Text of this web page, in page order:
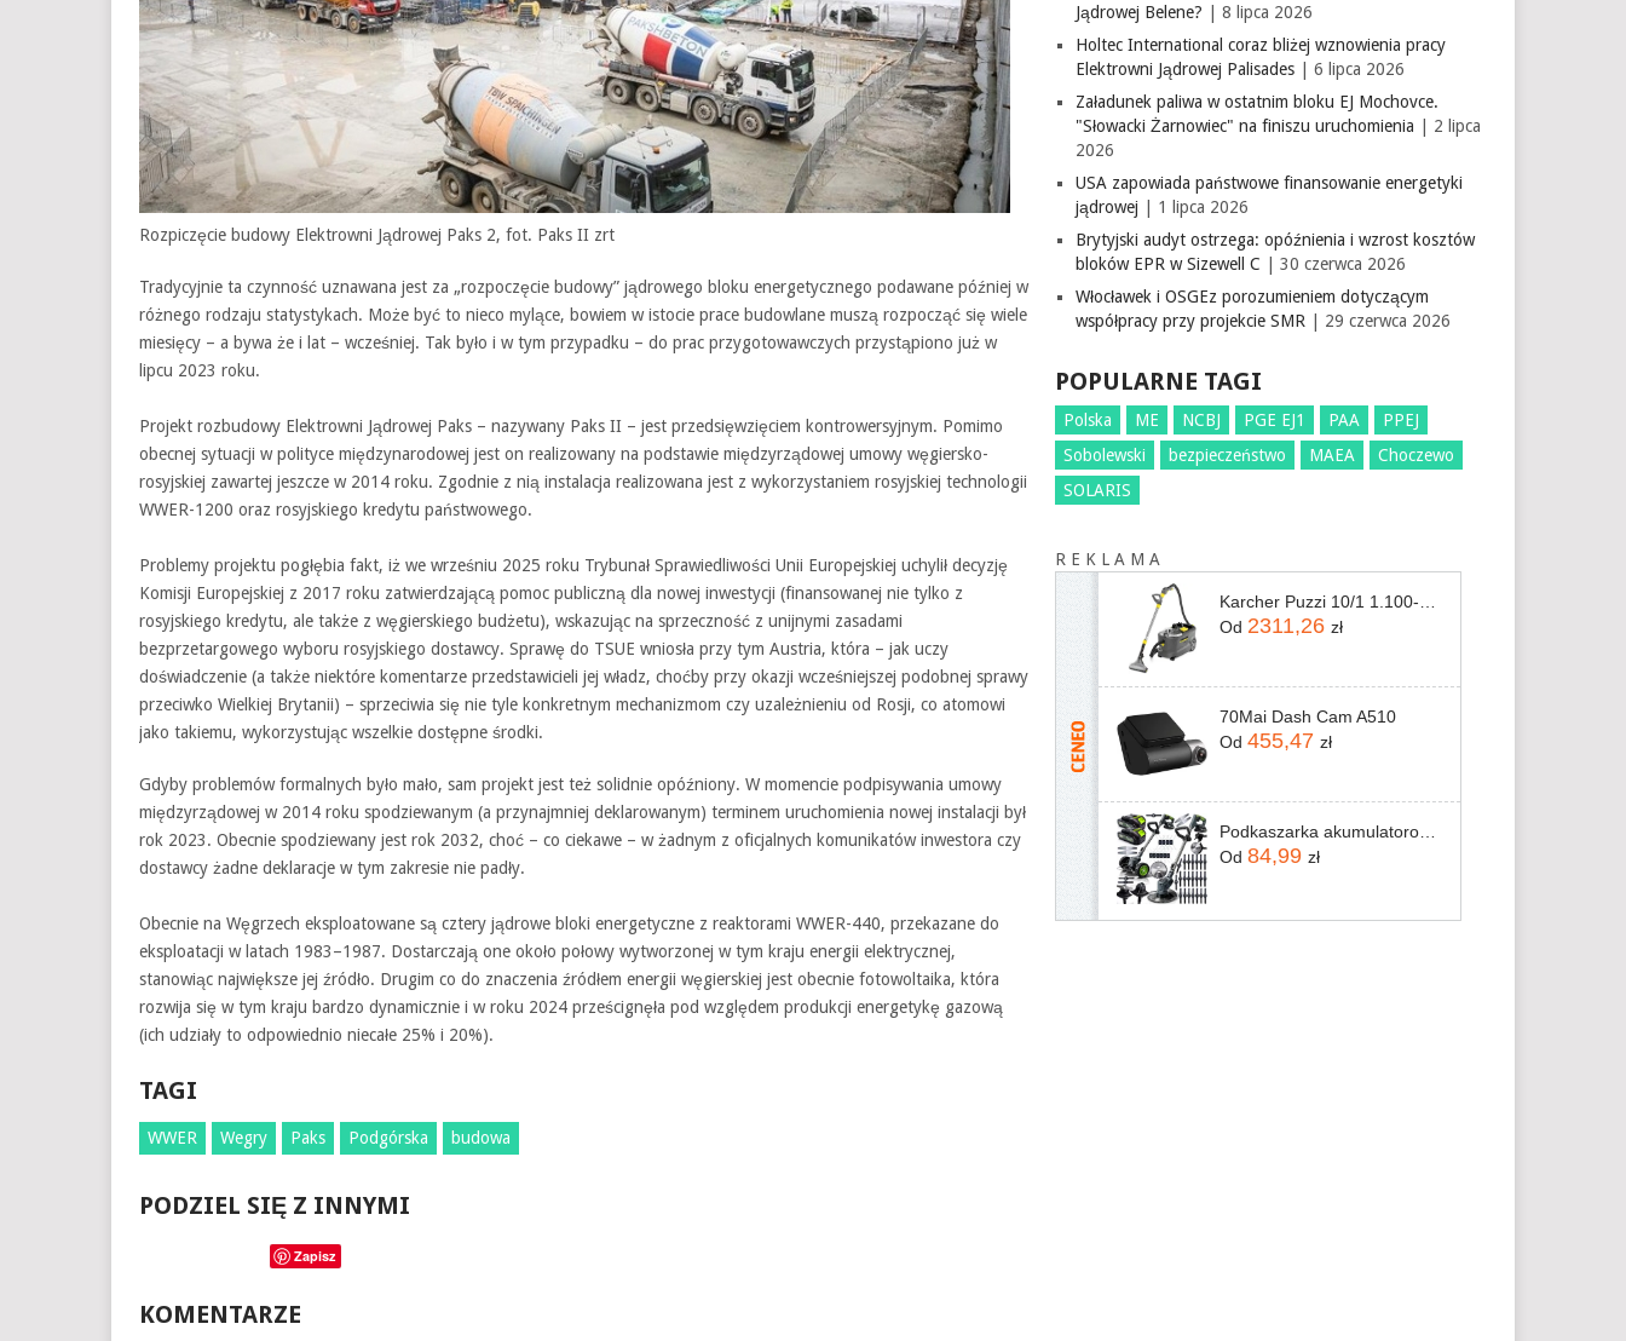
Rozpiczęcie budowy Elektrowni Jądrowej Paks 2, fot. Paks II zrt
Tradycyjnie ta czynność uznawana jest za „rozpoczęcie budowy” jądrowego bloku energetycznego podawane później w
różnego rodzaju statystykach. Może być to nieco mylące, bowiem w istocie prace budowlane muszą rozpocząć się wiele
miesięcy – a bywa że i lat – wcześniej. Tak było i w tym przypadku – do prac przygotowawczych przystąpiono już w
lipcu 2023 roku.
Projekt rozbudowy Elektrowni Jądrowej Paks – nazywany Paks II – jest przedsięwzięciem kontrowersyjnym. Pomimo
obecnej sytuacji w polityce międzynarodowej jest on realizowany na podstawie międzyrządowej umowy węgiersko-
rosyjskiej zawartej jeszcze w 2014 roku. Zgodnie z nią instalacja realizowana jest z wykorzystaniem rosyjskiej technologii
WWER-1200 oraz rosyjskiego kredytu państwowego.
Problemy projektu pogłębia fakt, iż we wrześniu 2025 roku Trybunał Sprawiedliwości Unii Europejskiej uchylił decyzję
Komisji Europejskiej z 2017 roku zatwierdzającą pomoc publiczną dla nowej inwestycji (finansowanej nie tylko z
rosyjskiego kredytu, ale także z węgierskiego budżetu), wskazując na sprzeczność z unijnymi zasadami
bezprzetargowego wyboru rosyjskiego dostawcy. Sprawę do TSUE wniosła przy tym Austria, która – jak uczy
doświadczenie (a także niektóre komentarze przedstawicieli jej władz, choćby przy okazji wcześniejszej podobnej sprawy
przeciwko Wielkiej Brytanii) – sprzeciwia się nie tyle konkretnym mechanizmom czy uzależnieniu od Rosji, co atomowi
jako takiemu, wykorzystując wszelkie dostępne środki.
Gdyby problemów formalnych było mało, sam projekt jest też solidnie opóźniony. W momencie podpisywania umowy
międzyrządowej w 2014 roku spodziewanym (a przynajmniej deklarowanym) terminem uruchomienia nowej instalacji był
rok 2023. Obecnie spodziewany jest rok 2032, choć – co ciekawe – w żadnym z oficjalnych komunikatów inwestora czy
dostawcy żadne deklaracje w tym zakresie nie padły.
Obecnie na Węgrzech eksploatowane są cztery jądrowe bloki energetyczne z reaktorami WWER-440, przekazane do
eksploatacji w latach 1983–1987. Dostarczają one około połowy wytworzonej w tym kraju energii elektrycznej,
stanowiąc największe jej źródło. Drugim co do znaczenia źródłem energii węgierskiej jest obecnie fotowoltaika, która
rozwija się w tym kraju bardzo dynamicznie i w roku 2024 prześcignęła pod względem produkcji energetykę gazową
(ich udziały to odpowiednio niecałe 25% i 20%).
TAGI
WWER Wegry Paks Podgórska budowa
PODZIEL SIĘ Z INNYMI
Zapisz
KOMENTARZE
Jądrowej Belene? | 8 lipca 2026
Holtec International coraz bliżej wznowienia pracy
Elektrowni Jądrowej Palisades | 6 lipca 2026
Załadunek paliwa w ostatnim bloku EJ Mochovce.
"Słowacki Żarnowiec" na finiszu uruchomienia | 2 lipca
2026
USA zapowiada państwowe finansowanie energetyki
jądrowej | 1 lipca 2026
Brytyjski audyt ostrzega: opóźnienia i wzrost kosztów
bloków EPR w Sizewell C | 30 czerwca 2026
Włocławek i OSGEz porozumieniem dotyczącym
współpracy przy projekcie SMR | 29 czerwca 2026
POPULARNE TAGI
Polska ME NCBJ PGE EJ1 PAA
PPEJ
Sobolewski
bezpieczeństwo MAEA
Choczewo
SOLARIS
R E K L A M A
Od 2311,26zł
70Mai Dash Cam A510
Od455,47zł
Od84,99zł